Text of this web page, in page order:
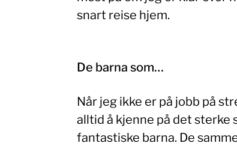
snart reise hjem.
De barna som…
Når jeg ikke er på jobb på
alltid å kjenne på det sterke
fantastiske barna. De